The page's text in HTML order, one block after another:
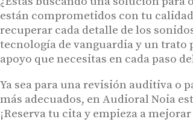
están comprometidos con tu
recuperar cada detalle de los
tecnología de vanguardia y un trato
apoyo que necesitas en cada paso
Ya sea para una revisión auditiva o
más adecuados, en Audioral Noia
¡Reserva tu cita y empieza a